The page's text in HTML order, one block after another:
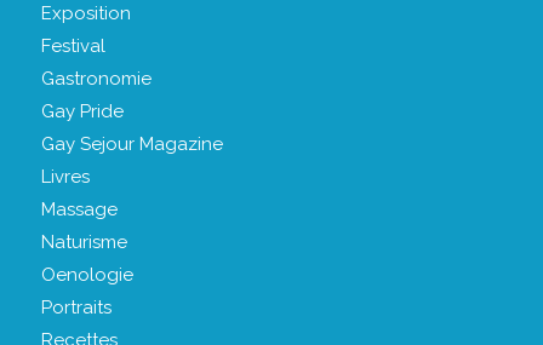
Exposition
Festival
Gastronomie
Gay Pride
Gay Sejour Magazine
Livres
Massage
Naturisme
Oenologie
Portraits
Recettes